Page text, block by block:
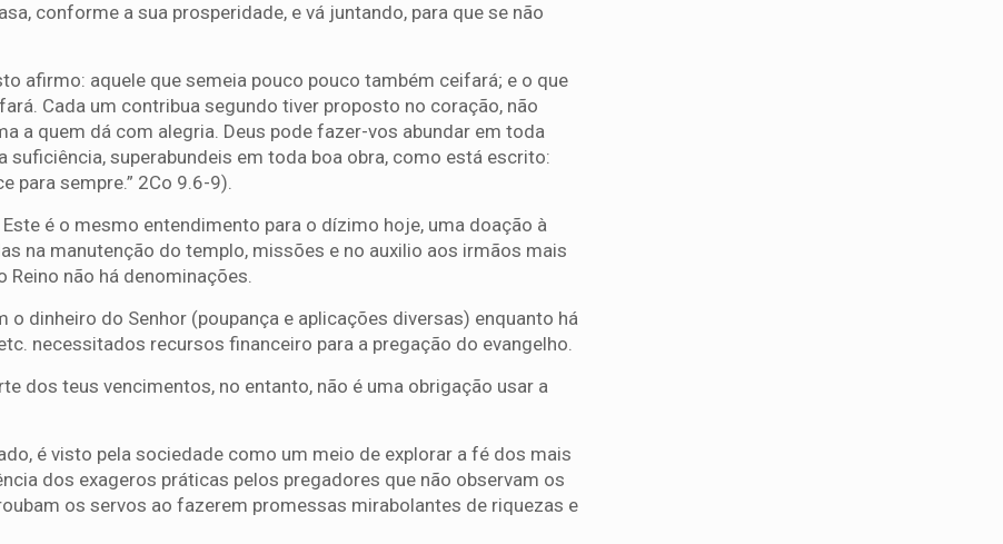
conforme a sua prosperidade, e vá juntando, para que se não
afirmo: aquele que semeia pouco pouco também ceifará; e o que
Cada um contribua segundo tiver proposto no coração, não
a quem dá com alegria. Deus pode fazer-vos abundar em toda
suficiência, superabundeis em toda boa obra, como está escrito:
para sempre.” 2Co 9.6-9).
é o mesmo entendimento para o dízimo hoje, uma doação à
na manutenção do templo, missões e no auxilio aos irmãos mais
Reino não há denominações.
dinheiro do Senhor (poupança e aplicações diversas) enquanto há
necessitados recursos financeiro para a pregação do evangelho.
dos teus vencimentos, no entanto, não é uma obrigação usar a
é visto pela sociedade como um meio de explorar a fé dos mais
dos exageros práticas pelos pregadores que não observam os
os servos ao fazerem promessas mirabolantes de riquezas e